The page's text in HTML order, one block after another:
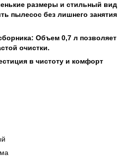
размеры и стильный вид
пылесос без лишнего занятия
Объем 0,7 л позволяет
очистки.
в чистоту и комфорт